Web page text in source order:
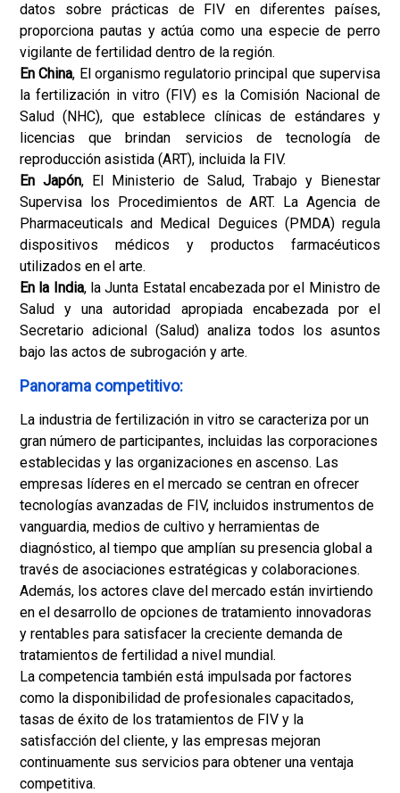
datos sobre prácticas de FIV en diferentes países,
proporciona pautas y actúa como una especie de perro
vigilante de fertilidad dentro de la región.
En China, El organismo regulatorio principal que supervisa
la fertilización in vitro (FIV) es la Comisión Nacional de
Salud (NHC), que establece clínicas de estándares y
licencias que brindan servicios de tecnología de
reproducción asistida (ART), incluida la FIV.
En Japón, El Ministerio de Salud, Trabajo y Bienestar
Supervisa los Procedimientos de ART. La Agencia de
Pharmaceuticals and Medical Deguices (PMDA) regula
dispositivos médicos y productos farmacéuticos
utilizados en el arte.
En la India, la Junta Estatal encabezada por el Ministro de
Salud y una autoridad apropiada encabezada por el
Secretario adicional (Salud) analiza todos los asuntos
bajo las actos de subrogación y arte.
Panorama competitivo:
La industria de fertilización in vitro se caracteriza por un
gran número de participantes, incluidas las corporaciones
establecidas y las organizaciones en ascenso. Las
empresas líderes en el mercado se centran en ofrecer
tecnologías avanzadas de FIV, incluidos instrumentos de
vanguardia, medios de cultivo y herramientas de
diagnóstico, al tiempo que amplían su presencia global a
través de asociaciones estratégicas y colaboraciones.
Además, los actores clave del mercado están invirtiendo
en el desarrollo de opciones de tratamiento innovadoras
y rentables para satisfacer la creciente demanda de
tratamientos de fertilidad a nivel mundial.
La competencia también está impulsada por factores
como la disponibilidad de profesionales capacitados,
tasas de éxito de los tratamientos de FIV y la
satisfacción del cliente, y las empresas mejoran
continuamente sus servicios para obtener una ventaja
competitiva.